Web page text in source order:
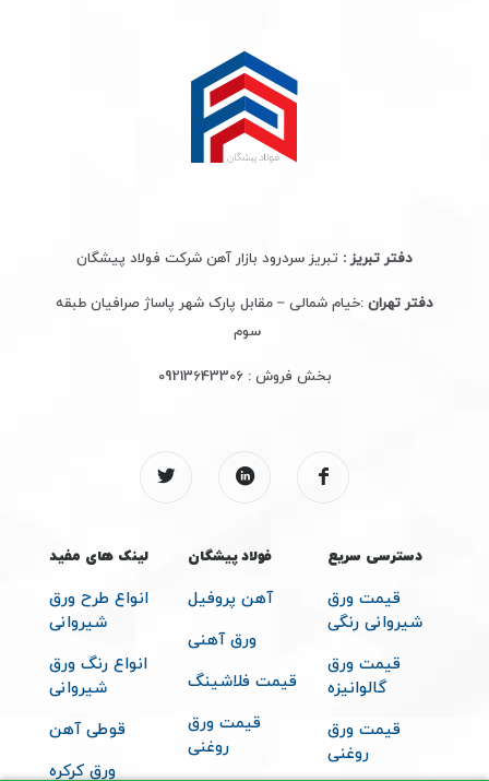
دفتر تبریز : تبریز سردرود بازار آهن شرکت فولاد پیشگان
دفتر تهران :خیام شمالی – مقابل پارک شهر پاساژ صرافیان طبقه
سوم
بخش فروش :09213643306
دسترسی سریع
قیمت ورق
شیروانی رنگی
قیمت ورق
گالوانیزه
قیمت ورق
روغنی
فولاد پیشگان
آهن پروفیل
ورق آهنی
قیمت فلاشینگ
قیمت ورق
روغنی
لینک های مفید
انواع طرح ورق
شیروانی
انواع رنگ ورق
شیروانی
قوطی آهن
ورق کرکره